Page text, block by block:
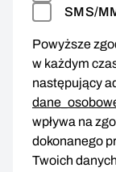
SMS/
Powyższe
w każdym
następujący
wpływa na
dokonanego
Twoich